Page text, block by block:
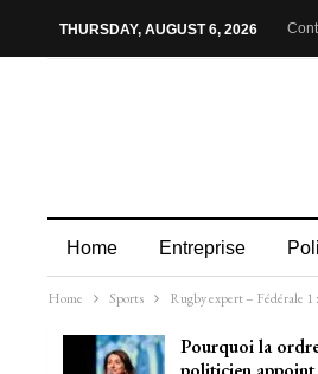
THURSDAY, AUGUST 6, 2026
Home Entreprise
Home Sports Rugby expert – Fédérale
Pourquoi la